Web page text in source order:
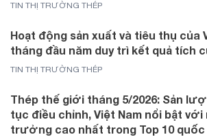
TIN THỊ TRƯỜNG THÉP
Hoạt động sản xuất và tiêu thụ của
tháng đầu năm duy trì kết quả tích
TIN THỊ TRƯỜNG THÉP
Thép thế giới tháng 5/2026: Sản
tục điều chỉnh, Việt Nam nổi bật
trưởng cao nhất trong Top 10 quốc